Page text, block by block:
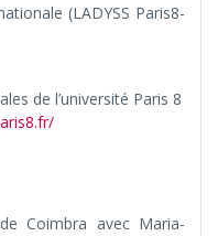
(LADYSS Paris8-
de l’université Paris 8
Coimbra avec Maria-